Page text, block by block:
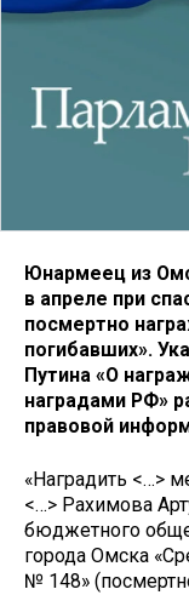
Юнармеец из
в апреле при
посмертно
погибавших».
Путина «О
наградами РФ»
правовой
«Наградить <…>
<…> Рахимова
бюджетного
города Омска
№ 148»